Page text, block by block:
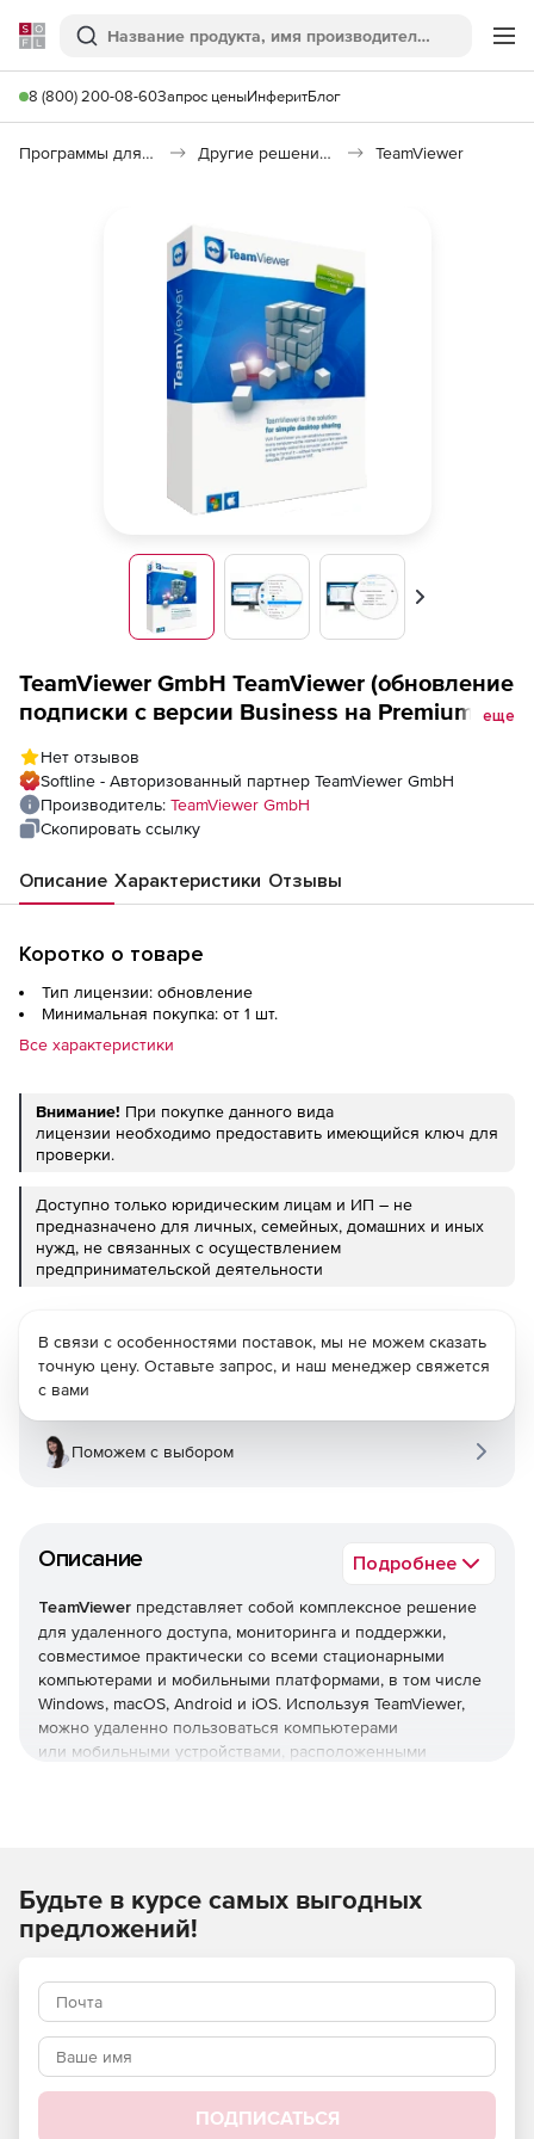
Softline
Поиск
8 (800) 200-08-60Запрос ценыИнферитБлог
Программы для удаленного доступа Другие решения удаленного доступа TeamViewer
Вперед
TeamViewer GmbH TeamViewer (обновление
подписки с версии Business на Premium), с
еще
Нет отзывов
Softline - Авторизованный партнер TeamViewer GmbH
Производитель: TeamViewer GmbH
Скопировать ссылку
Описание Характеристики Отзывы
Коротко о товаре
Тип лицензии: обновление
Минимальная покупка: от 1 шт.
Все характеристики
Внимание! При покупке данного вида
лицензии необходимо предоставить имеющийся ключ для
проверки.
Доступно только юридическим лицам и ИП – не
предназначено для личных, семейных, домашних и иных
нужд, не связанных с осуществлением
предпринимательской деятельности
Описание Подробнее
TeamViewer представляет собой комплексное решение
для удаленного доступа, мониторинга и поддержки,
совместимое практически со всеми стационарными
компьютерами и мобильными платформами, в том числе
Windows, macOS, Android и iOS. Используя TeamViewer,
можно удаленно пользоваться компьютерами
или мобильными устройствами, расположенными
Удаленная поддержка
систем поддержки.
с основными системами службы поддержки.
В связи с особенностями поставок, мы не можем сказать
точную цену. Оставьте запрос, и наш менеджер свяжется
с вами
Поможем с выбором
Будьте в курсе самых выгодных
предложений!
ПОДПИСАТЬСЯ